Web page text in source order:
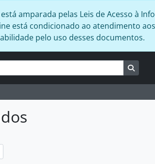
amparada pelas Leis de Acesso à
está condicionado ao atendimento
pelo uso desses documentos.